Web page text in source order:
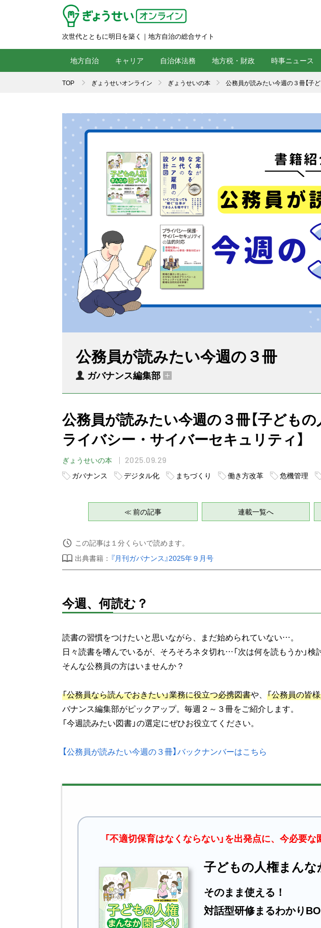
次世代とともに明日を築く｜地方自治の総合サイト
地方自治 キャリア 自治体法務 地方税・財政 時事ニュース
TOP ぎょうせいオンライン ぎょうせいの本 公務員が読みたい今週の３冊【子
公務員が読みたい今週の３冊
ガバナンス編集部
公務員が読みたい今週の３冊【子ども
ライバシー・サイバーセキュリティ】
ぎょうせいの本 2025.09.29
ガバナンス デジタル化 まちづくり 働き方改革 危機管理
≪ 前の記事 連載一覧へ
この記事は１分くらいで読めます。
出典書籍： 『月刊ガバナンス』2025年９月号
今週、何読む？
読書の習慣をつけたいと思いながら、まだ始められていない…。
日々読書を嗜んでいるが、そろそろネタ切れ…「次は何を読もうか」検
そんな公務員の方はいませんか？
「公務員なら読んでおきたい」業務に役立つ必携図書や、 「公務員の皆
バナンス編集部がピックアップ。毎週２～３冊をご紹介します。
「今週読みたい図書」の選定にぜひお役立てください。
【公務員が読みたい今週の３冊】バックナンバーはこちら
「不適切保育はなくならない」を出発点に、今必要
子どもの人権まんな
そのまま使える！
対話型研修まるわかり